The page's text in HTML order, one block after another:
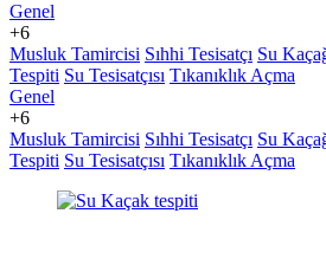
Genel
+6
Musluk Tamircisi Sıhhi Tesisatçı Su
Tespiti Su Tesisatçısı Tıkanıklık Açma
Genel
+6
Musluk Tamircisi Sıhhi Tesisatçı Su
Tespiti Su Tesisatçısı Tıkanıklık Açma